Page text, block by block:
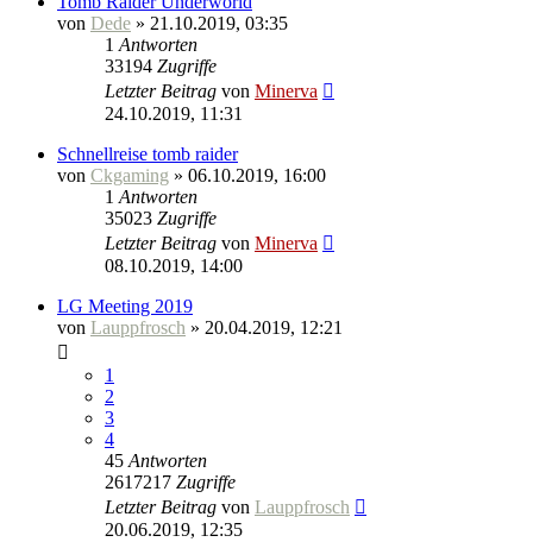
von Dede » 21.10.2019, 03:35
1 Antworten
33194 Zugriffe
Letzter Beitrag von Minerva
24.10.2019, 11:31
Schnellreise tomb raider
von Ckgaming » 06.10.2019, 16:00
1 Antworten
35023 Zugriffe
Letzter Beitrag von Minerva
08.10.2019, 14:00
LG Meeting 2019
von Lauppfrosch » 20.04.2019, 12:21
1
2
3
4
45 Antworten
2617217 Zugriffe
Letzter Beitrag von Lauppfrosch
20.06.2019, 12:35